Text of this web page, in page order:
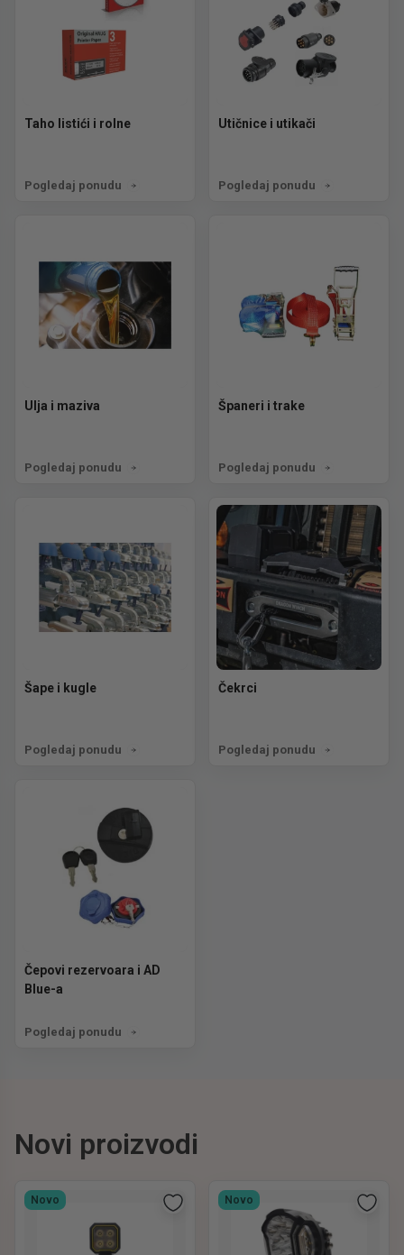
Taho listići i rolne
Pogledaj ponudu
Utičnice i utikači
Pogledaj ponudu
Ulja i maziva
Pogledaj ponudu
Španeri i trake
Pogledaj ponudu
Šape i kugle
Pogledaj ponudu
Čekrci
Pogledaj ponudu
Čepovi rezervoara i AD
Blue-a
Pogledaj ponudu
Novi proizvodi
Novo Novo